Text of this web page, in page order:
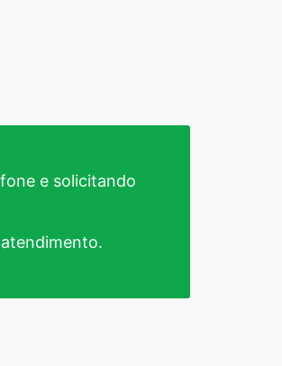
e solicitando